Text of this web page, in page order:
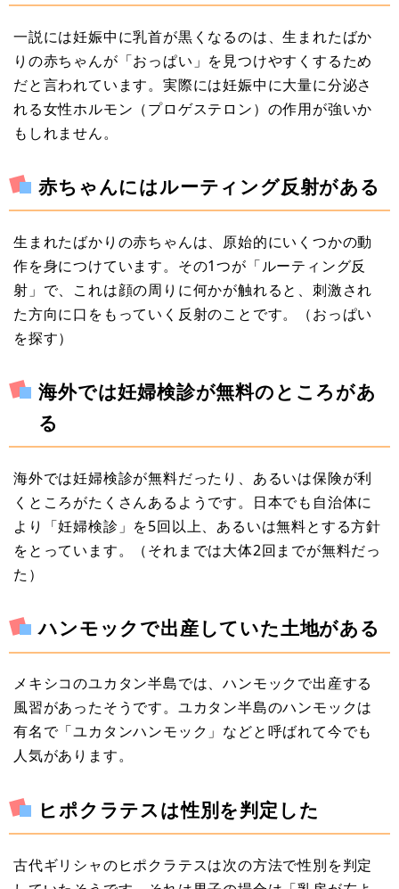
一説には妊娠中に乳首が黒くなるのは、生まれたばか
りの赤ちゃんが「おっぱい」を見つけやすくするため
だと言われています。実際には妊娠中に大量に分泌さ
れる女性ホルモン（プロゲステロン）の作用が強いか
もしれません。
赤ちゃんにはルーティング反射がある
生まれたばかりの赤ちゃんは、原始的にいくつかの動
作を身につけています。その1つが「ルーティング反
射」で、これは顔の周りに何かが触れると、刺激され
た方向に口をもっていく反射のことです。（おっぱい
を探す）
海外では妊婦検診が無料のところがあ
る
海外では妊婦検診が無料だったり、あるいは保険が利
くところがたくさんあるようです。日本でも自治体に
より「妊婦検診」を5回以上、あるいは無料とする方針
をとっています。（それまでは大体2回までが無料だっ
た）
ハンモックで出産していた土地がある
メキシコのユカタン半島では、ハンモックで出産する
風習があったそうです。ユカタン半島のハンモックは
有名で「ユカタンハンモック」などと呼ばれて今でも
人気があります。
ヒポクラテスは性別を判定した
古代ギリシャのヒポクラテスは次の方法で性別を判定